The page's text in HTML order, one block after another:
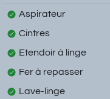
Aspirateur
Cintres
Etendoir à linge
Fer à repasser
Lave-linge